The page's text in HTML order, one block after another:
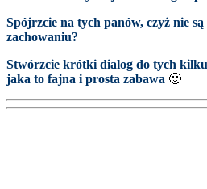
Spójrzcie na tych panów, czyż nie
zachowaniu?
Stwórzcie krótki dialog do tych kilku
jaka to fajna i prosta zabawa 🙂